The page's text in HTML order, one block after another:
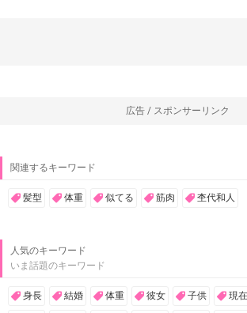
広告 / スポンサーリンク
関連するキーワード
髪型 体重 似てる 筋肉 杢代和人
人気のキーワード
いま話題のキーワード
身長 結婚 体重 彼女 子供 現在